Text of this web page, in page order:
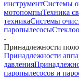
инструментСистемы
мотопомпыТехника
техникаСистемы
паропылесосы
-
Принадлежности
Принадлежности
давления
паропылесосов и